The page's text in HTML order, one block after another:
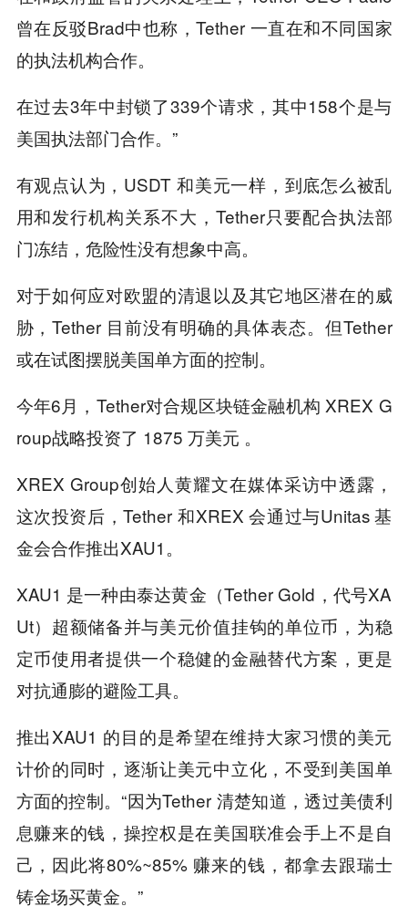
曾在反驳Brad中也称，Tether 一直在和不同国家
的执法机构合作。
在过去3年中封锁了339个请求，其中158个是与
美国执法部门合作。”
有观点认为，USDT 和美元一样，到底怎么被乱
用和发行机构关系不大，Tether只要配合执法部
门冻结，危险性没有想象中高。
对于如何应对欧盟的清退以及其它地区潜在的威
胁，Tether 目前没有明确的具体表态。但Tether
或在试图摆脱美国单方面的控制。
今年6月，Tether对合规区块链金融机构 XREX G
roup战略投资了 1875 万美元 。
XREX Group创始人黄耀文在媒体采访中透露，
这次投资后，Tether 和XREX 会通过与Unitas 基
金会合作推出XAU1。
XAU1 是一种由泰达黄金（Tether Gold，代号XA
Ut）超额储备并与美元价值挂钩的单位币，为稳
定币使用者提供一个稳健的金融替代方案，更是
对抗通膨的避险工具。
推出XAU1 的目的是希望在维持大家习惯的美元
计价的同时，逐渐让美元中立化，不受到美国单
方面的控制。“因为Tether 清楚知道，透过美债利
息赚来的钱，操控权是在美国联准会手上不是自
己，因此将80%~85% 赚来的钱，都拿去跟瑞士
铸金场买黄金。”